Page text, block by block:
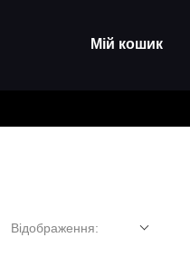
Мій кошик
Відображення: